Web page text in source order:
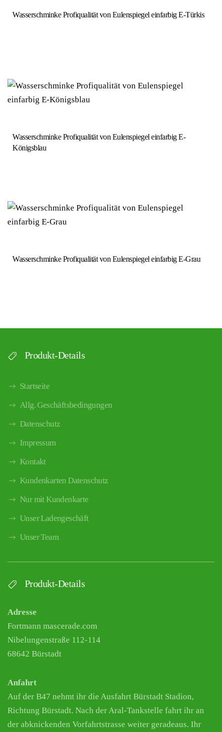
Wasserschminke Profiqualität von Eulenspiegel einfarbig E-Türkis
Wasserschminke Profiqualität von Eulenspiegel einfarbig E-
Königsblau
Wasserschminke Profiqualität von Eulenspiegel einfarbig E-Grau
Produkt-Details
Startseite
Allg. Geschäftsbedingungen
Datenschutz
Impressum
Kontakt
Kundenkarten Datenschutz
Nur mit Kundenkarte
Unser Ladengeschäft
Unser Team
Produkt-Details
Adresse
Fortmann mascerade.com
Nibelungenstraße 112-114
68642 Bürstadt
Anfahrt
Auf der B47 nehmt ihr die Ausfahrt Bürstadt Stadion,
Richtung Bürstadt. Nach der Aral-Tankstelle fahrt ihr an
der abknickenden Vorfahrtstrasse weiter geradeaus. Ihr